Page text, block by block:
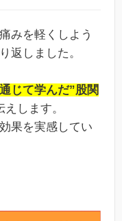
みを軽くしよう
返しました。
じて学んだ”股関
します。
果を実感してい